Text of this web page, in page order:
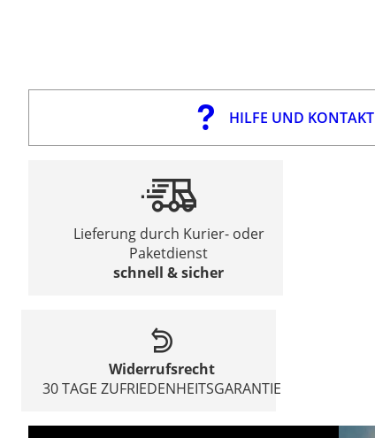
HILFE UND KONTAKT
Lieferung durch Kurier- oder
Paketdienst
schnell & sicher
Widerrufsrecht
30 TAGE ZUFRIEDENHEITSGARANTIE